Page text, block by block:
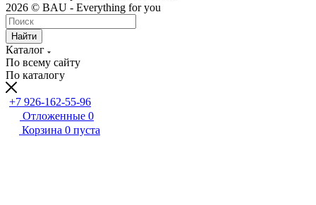
2026 © BAU - Everything for you
Найти
Каталог
По всему сайту
По каталогу
+7 926-162-55-96
Отложенные 0
Корзина 0 пуста